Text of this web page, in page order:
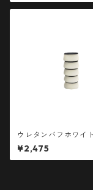
ウレタンバフホワイ
ルクロ径30mm 5枚
¥2,475